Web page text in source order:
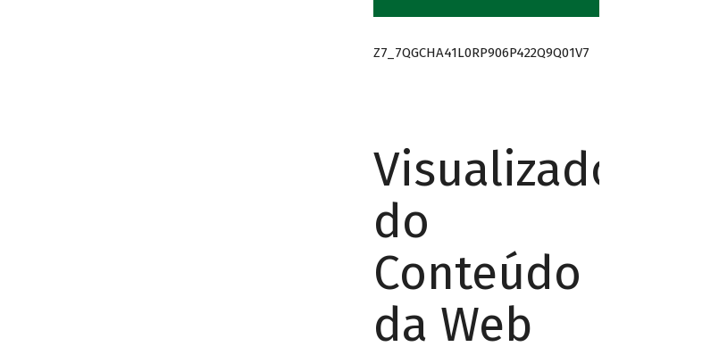
Z7_7QGCHA41L0RP906P422Q9Q01V7
Visualizador
do
Conteúdo
da Web